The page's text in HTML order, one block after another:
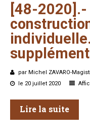
[48-2020].-
par Michel ZAVARO-
le 20 juillet 2020
Lire la suite